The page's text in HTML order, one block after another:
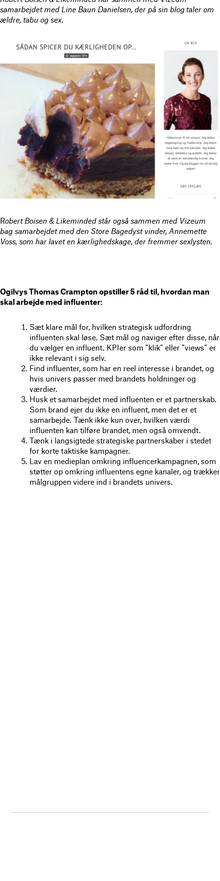
samarbejdet med Line Baun Danielsen, der på sin blog taler om
ældre, tabu og sex.
Robert Boisen & Likeminded står også sammen med Vizeum
bag samarbejdet med den Store Bagedyst vinder, Annemette
Voss, som har lavet en kærlighedskage, der fremmer sexlysten.
Ogilvys Thomas Crampton opstiller 5 råd til, hvordan man
skal arbejde med influenter:
Sæt klare mål for, hvilken strategisk udfordring
influenten skal løse. Sæt mål og naviger efter disse, når
du vælger en influent. KPIer som ”klik” eller ”views” er
ikke relevant i sig selv.
Find influenter, som har en reel interesse i brandet, og
hvis univers passer med brandets holdninger og
værdier.
Husk et samarbejdet med influenten er et partnerskab.
Som brand ejer du ikke en influent, men det er et
samarbejde. Tænk ikke kun over, hvilken værdi
influenten kan tilføre brandet, men også omvendt.
Tænk i langsigtede strategiske partnerskaber i stedet
for korte taktiske kampagner.
Lav en medieplan omkring influencerkampagnen, som
støtter op omkring influentens egne kanaler, og trækker
målgruppen videre ind i brandets univers.